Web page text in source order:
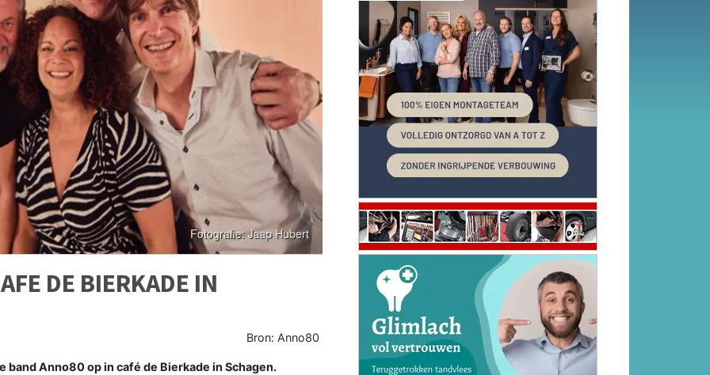
DE BIERKADE IN
Bron: Anno80
band Anno80 op in café de Bierkade in Schagen.